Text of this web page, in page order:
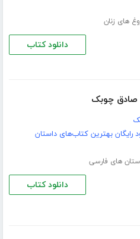
های زنان
دانلود کتاب
صادق چوبک
رایگان بهترین کتاب‌های داستان
های فارسی
دانلود کتاب